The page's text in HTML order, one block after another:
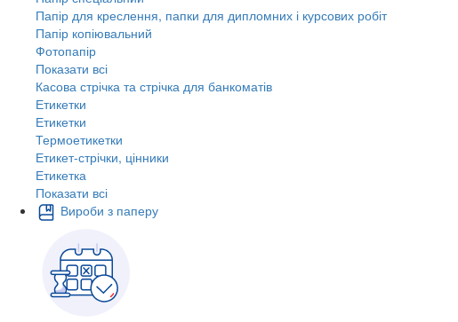
Папір для креслення, папки для дипломних і курсових робіт
Папір копіювальний
Фотопапір
Показати всі
Касова стрічка та стрічка для банкоматів
Етикетки
Етикетки
Термоетикетки
Етикет-стрічки, цінники
Етикетка
Показати всі
Вироби з паперу